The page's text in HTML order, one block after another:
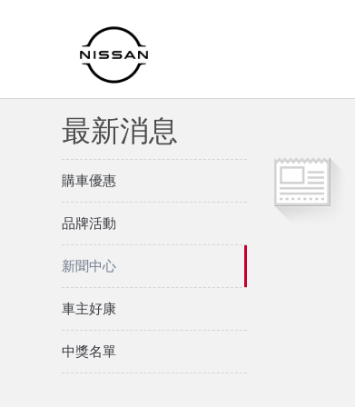
最新消息
購車優惠
品牌活動
新聞中心
車主好康
中獎名單